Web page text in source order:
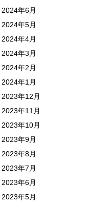
2024年6月
2024年5月
2024年4月
2024年3月
2024年2月
2024年1月
2023年12月
2023年11月
2023年10月
2023年9月
2023年8月
2023年7月
2023年6月
2023年5月